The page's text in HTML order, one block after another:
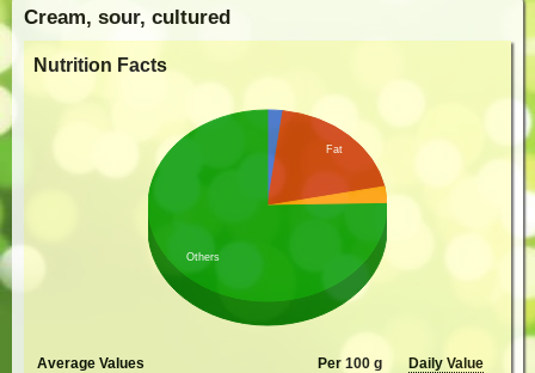
Cream, sour, cultured
Nutrition Facts
Fat
Others
Average Values Per 100 g
Daily Value